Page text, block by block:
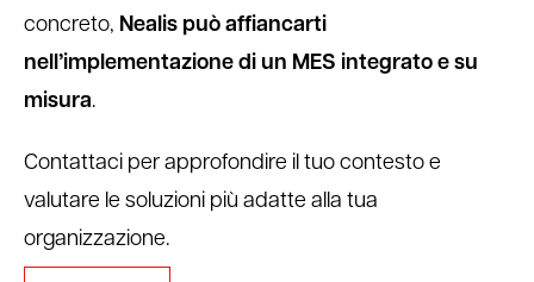
concreto, Nealis può affiancarti
nell’implementazione di un MES integrato e su
misura.
Contattaci per approfondire il tuo contesto e
valutare le soluzioni più adatte alla tua
organizzazione.